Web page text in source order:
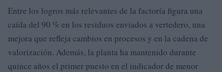
Entre los logros más relevantes de la factoría figura una
caída del 90 % en los residuos enviados a vertedero, una
mejora que refleja cambios en procesos y en la cadena de
valorización. Además, la planta ha mantenido durante
quince años el primer puesto en el indicador de menor